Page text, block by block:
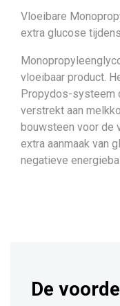
Vloeibare
extra glucose
vloeibaar product.
Propydos-systeem
verstrekt aan
bouwsteen voor de
extra aanmaak van
negatieve
De